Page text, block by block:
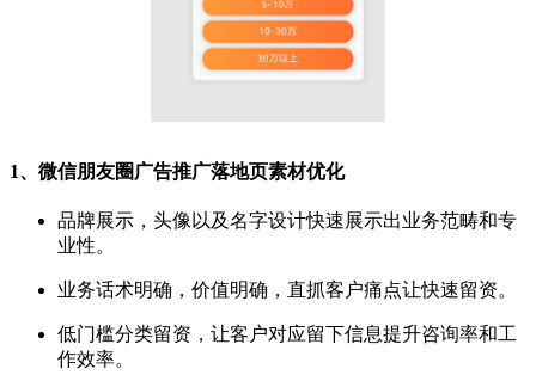
1、微信朋友圈广告推广落地页素材优化
品牌展示，头像以及名字设计快速展示出业务范畴和专
业性。
业务话术明确，价值明确，直抓客户痛点让快速留资。
低门槛分类留资，让客户对应留下信息提升咨询率和工
作效率。